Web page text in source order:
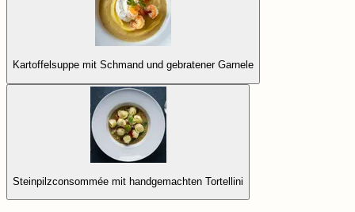
Kartoffelsuppe mit Schmand und gebratener Garnele
Steinpilzconsommée mit handgemachten Tortellini